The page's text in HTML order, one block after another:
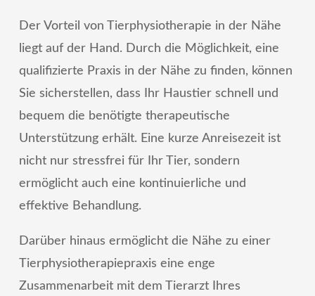
Der Vorteil von Tierphysiotherapie in der Nähe
liegt auf der Hand. Durch die Möglichkeit, eine
qualifizierte Praxis in der Nähe zu finden, können
Sie sicherstellen, dass Ihr Haustier schnell und
bequem die benötigte therapeutische
Unterstützung erhält. Eine kurze Anreisezeit ist
nicht nur stressfrei für Ihr Tier, sondern
ermöglicht auch eine kontinuierliche und
effektive Behandlung.
Darüber hinaus ermöglicht die Nähe zu einer
Tierphysiotherapiepraxis eine enge
Zusammenarbeit mit dem Tierarzt Ihres